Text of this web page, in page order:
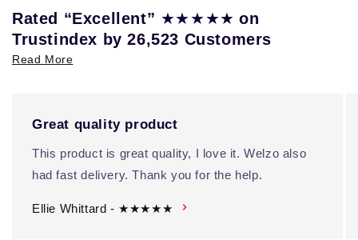
Rated “Excellent” ★★★★★on
Trustindex by 26,523 Customers
Read More
Great quality product
This product is great quality, I love it. Welzo also
had fast delivery. Thank you for the help.
Ellie Whittard - ★★★★★